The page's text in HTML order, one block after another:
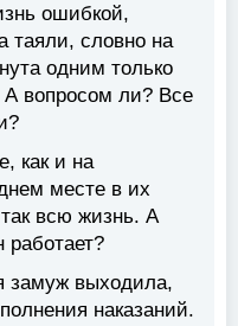
ошибкой,
таяли, словно на
одним только
вопросом ли? Все
как и на
месте в их
всю жизнь. А
работает?
замуж выходила,
наказаний.